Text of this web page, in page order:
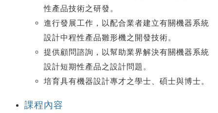
性產品技術之研發。
進行發展工作，以配合業者建立有關機器系統
設計中程性產品雛形機之開發技術。
提供顧問諮詢，以幫助業界解決有關機器系統
設計短期性產品之設計問題。
培育具有機器設計專才之學士、碩士與博士。
課程內容